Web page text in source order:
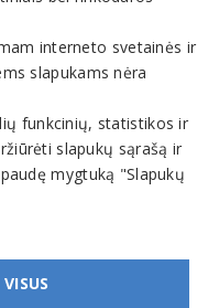
(nuo 2022-07-07)
interneto svetainės ir
slapukams nėra
funkcinių, statistikos ir
slapukų sąrašą ir
mygtuką "Slapukų